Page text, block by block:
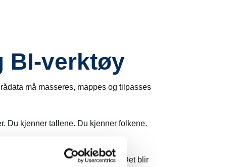
BI-verktøy
må masseres, mappes og tilpasses
Du kjenner tallene. Du kjenner folkene.
personer og mer kompleksitet. Det blir